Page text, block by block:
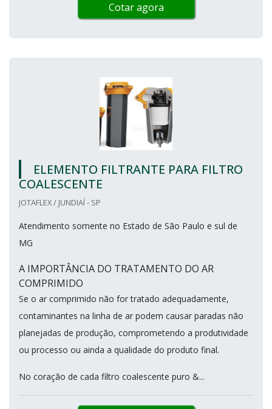
Cotar agora
ELEMENTO FILTRANTE PARA FILTRO
COALESCENTE
JOTAFLEX / JUNDIAÍ - SP
Atendimento somente no Estado de São Paulo e sul de
MG
A IMPORTÂNCIA DO TRATAMENTO DO AR
COMPRIMIDO
Se o ar comprimido não for tratado adequadamente,
contaminantes na linha de ar podem causar paradas não
planejadas de produção, comprometendo a produtividade
ou processo ou ainda a qualidade do produto final.
No coração de cada filtro coalescente puro &...